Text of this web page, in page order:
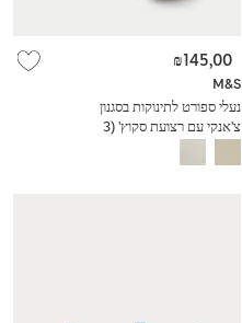
M&S
נעלי ספורט לתינוקות בסגנון
צ'אנקי עם רצועת סקוץ' (3
₪145,00